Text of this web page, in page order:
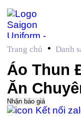
Trang chủ • Danh
Áo Thun
Ăn
Nhận báo giá
Kết nối